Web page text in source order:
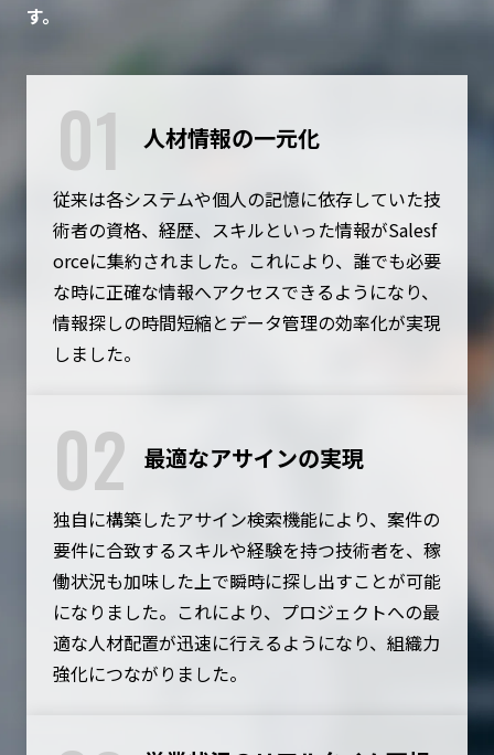
す。
01 人材情報の一元化
従来は各システムや個人の記憶に依存していた技
術者の資格、経歴、スキルといった情報がSalesf
orceに集約されました。これにより、誰でも必要
な時に正確な情報へアクセスできるようになり、
情報探しの時間短縮とデータ管理の効率化が実現
しました。
02 最適なアサインの実現
独自に構築したアサイン検索機能により、案件の
要件に合致するスキルや経験を持つ技術者を、稼
働状況も加味した上で瞬時に探し出すことが可能
になりました。これにより、プロジェクトへの最
適な人材配置が迅速に行えるようになり、組織力
強化につながりました。